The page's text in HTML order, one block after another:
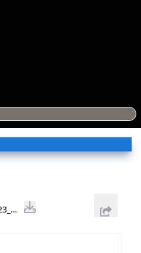
II_chast_EKP_2025_23_01_25_d68e482a8f.pdf